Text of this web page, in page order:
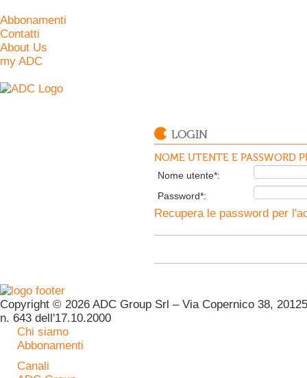
Abbonamenti
Contatti
About Us
my ADC
LOGIN
NOME UTENTE E PASSWORD
Nome utente*:
Password*:
Recupera le password per
Copyright © 2026 ADC Group Srl – Via Copernico 38,
n. 643 dell'17.10.2000
Chi siamo
Abbonamenti
Canali